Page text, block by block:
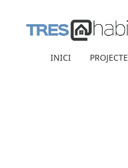
INICI PROJECTE